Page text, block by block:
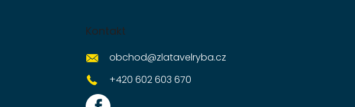
Kontakt
obchod@zlatavelryba.cz
+420 602 603 670